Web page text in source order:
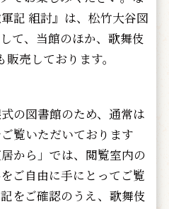
記 組討』は、松竹大谷図
て、当館のほか、歌舞伎
売しております。
の図書館のため、通常は
覧いただいております
から」では、閲覧室内の
ご自由に手にとってご覧
をご確認のうえ、歌舞伎